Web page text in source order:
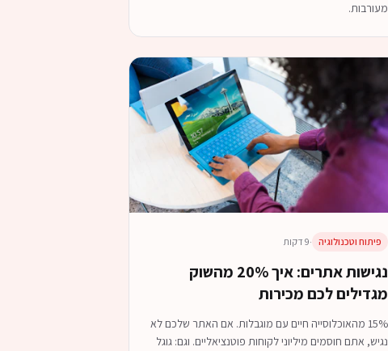
מעורבות.
פיתוח וטכנולוגיה ·9 דקות
נגישות אתרים: איך 20% מהשוק
מגדילים לכם מכירות
15% מהאוכלוסייה חיים עם מוגבלות. אם האתר שלכם לא
נגיש, אתם חוסמים מיליוני לקוחות פוטנציאליים. וגם: גוגל